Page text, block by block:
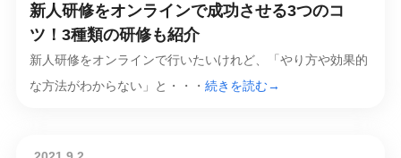
新人研修をオンラインで成功させる3つのコ
ツ！3種類の研修も紹介
新人研修をオンラインで行いたいけれど、「やり方や効果的
な方法がわからない」と・・・ 続きを読む→